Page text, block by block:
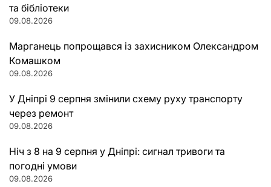
та бібліотеки
09.08.2026
Марганець попрощався із захисником Олександром
Комашком
09.08.2026
У Дніпрі 9 серпня змінили схему руху транспорту
через ремонт
09.08.2026
Ніч з 8 на 9 серпня у Дніпрі: сигнал тривоги та
погодні умови
09.08.2026